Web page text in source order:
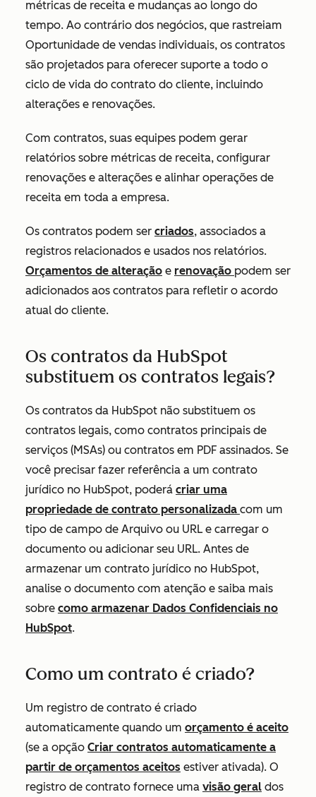
métricas de receita e mudanças ao longo do
tempo. Ao contrário dos negócios, que rastreiam
Oportunidade de vendas individuais, os contratos
são projetados para oferecer suporte a todo o
ciclo de vida do contrato do cliente, incluindo
alterações e renovações.
Com contratos, suas equipes podem gerar
relatórios sobre métricas de receita, configurar
renovações e alterações e alinhar operações de
receita em toda a empresa.
Os contratos podem ser criados, associados a
registros relacionados e usados nos relatórios.
Orçamentos de alteração e renovação podem ser
adicionados aos contratos para refletir o acordo
atual do cliente.
Os contratos da HubSpot
substituem os contratos legais?
Os contratos da HubSpot não substituem os
contratos legais, como contratos principais de
serviços (MSAs) ou contratos em PDF assinados. Se
você precisar fazer referência a um contrato
jurídico no HubSpot, poderá criar uma
propriedade de contrato personalizada com um
tipo de campo de Arquivo ou URL e carregar o
documento ou adicionar seu URL. Antes de
armazenar um contrato jurídico no HubSpot,
analise o documento com atenção e saiba mais
sobre como armazenar Dados Confidenciais no
HubSpot.
Como um contrato é criado?
Um registro de contrato é criado
automaticamente quando um orçamento é aceito
(se a opção Criar contratos automaticamente a
partir de orçamentos aceitos estiver ativada). O
registro de contrato fornece uma visão geral dos